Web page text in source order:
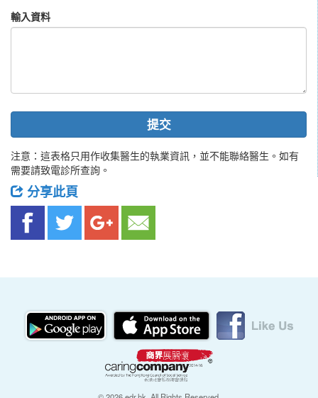
輸入資料
提交
注意：這表格只用作收集醫生的執業資訊，並不能聯絡醫生。如有
需要請致電診所查詢。
分享此頁